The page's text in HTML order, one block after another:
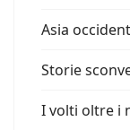
Asia
Storie
I volti oltre i